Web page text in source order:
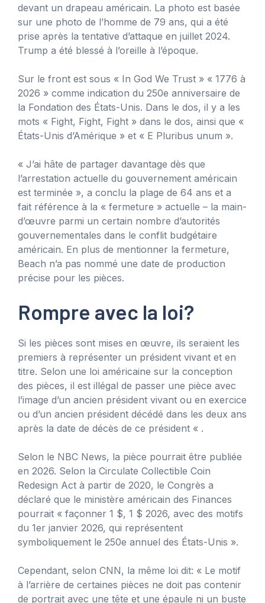
devant un drapeau américain. La photo est basée
sur une photo de l’homme de 79 ans, qui a été
prise après la tentative d’attaque en juillet 2024.
Trump a été blessé à l’oreille à l’époque.
Sur le front est sous « In God We Trust » « 1776 à
2026 » comme indication du 250e anniversaire de
la Fondation des États-Unis. Dans le dos, il y a les
mots « Fight, Fight, Fight » dans le dos, ainsi que «
États-Unis d’Amérique » et « E Pluribus unum ».
« J’ai hâte de partager davantage dès que
l’arrestation actuelle du gouvernement américain
est terminée », a conclu la plage de 64 ans et a
fait référence à la « fermeture » actuelle – la main-
d’œuvre parmi un certain nombre d’autorités
gouvernementales dans le conflit budgétaire
américain. En plus de mentionner la fermeture,
Beach n’a pas nommé une date de production
précise pour les pièces.
Rompre avec la loi?
Si les pièces sont mises en œuvre, ils seraient les
premiers à représenter un président vivant et en
titre. Selon une loi américaine sur la conception
des pièces, il est illégal de passer une pièce avec
l’image d’un ancien président vivant ou en exercice
ou d’un ancien président décédé dans les deux ans
après la date de décès de ce président « .
Selon le NBC News, la pièce pourrait être publiée
en 2026. Selon la Circulate Collectible Coin
Redesign Act à partir de 2020, le Congrès a
déclaré que le ministère américain des Finances
pourrait « façonner 1 $, 1 $ 2026, avec des motifs
du 1er janvier 2026, qui représentent
symboliquement le 250e annuel des États-Unis ».
Cependant, selon CNN, la même loi dit: « Le motif
à l’arrière de certaines pièces ne doit pas contenir
de portrait avec une tête et une épaule ni un buste